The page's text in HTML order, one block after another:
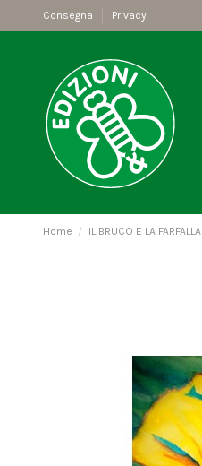
Consegna Privacy
Home IL BRUCO E LA FARFALLA